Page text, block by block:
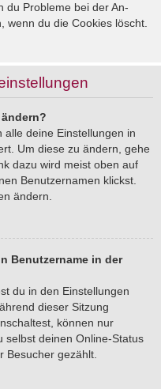
du Probleme bei der An-
wenn du die Cookies löscht.
deine Einstellungen in
Um diese zu ändern, gehe
dazu wird meist oben auf
Benutzernamen klickst.
ändern.
Benutzername in der
du in den Einstellungen
dieser Sitzung
können nur
selbst deinen Online-Status
Besucher gezählt.